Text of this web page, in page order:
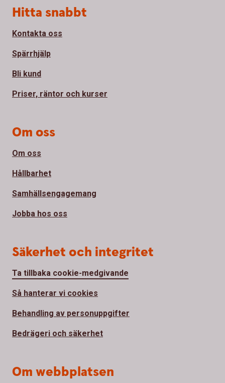
Sidfot
Hitta snabbt
Kontakta oss
Spärrhjälp
Bli kund
Priser, räntor och kurser
Om oss
Om oss
Hållbarhet
Samhällsengagemang
Jobba hos oss
Säkerhet och integritet
Ta tillbaka cookie-medgivande
Så hanterar vi cookies
Behandling av personuppgifter
Bedrägeri och säkerhet
Om webbplatsen